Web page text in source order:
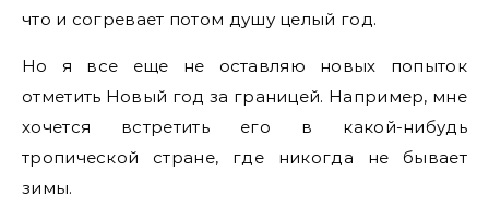
что и согревает потом душу целый год.
Но я все еще не оставляю новых попыток
отметить Новый год за границей. Например, мне
хочется встретить его в какой-нибудь
тропической стране, где никогда не бывает
зимы.